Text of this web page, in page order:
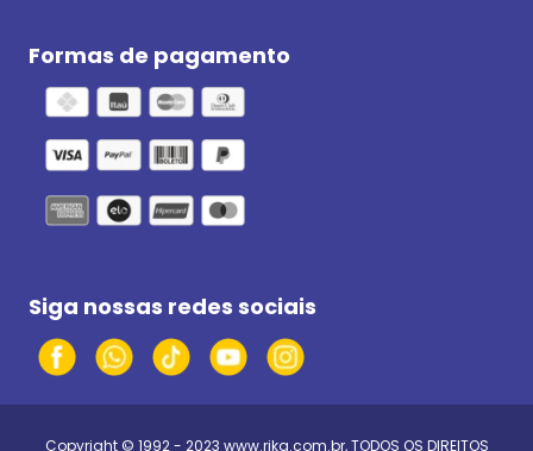
Formas de pagamento
Siga nossas redes sociais
Copyright © 1992 - 2023 www.rika.com.br, TODOS OS DIREITOS